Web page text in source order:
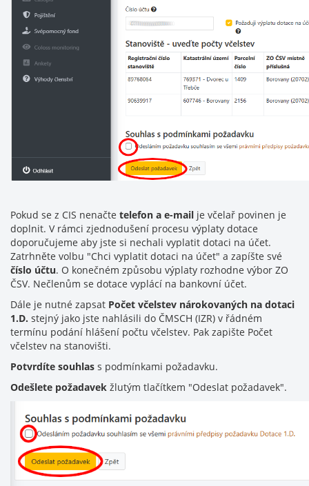
Pokud se z CIS nenačte telefon a e-mail je včelař povinen je
doplnit. V rámci zjednodušení procesu výplaty dotace
doporučujeme aby jste si nechali vyplatit dotaci na účet.
Zatrhněte volbu "Chci vyplatit dotaci na účet" a zapíšte své
číslo účtu. O konečném způsobu výplaty rozhodne výbor ZO
ČSV. Nečlenům se dotace vyplácí na bankovní účet.
Dále je nutné zapsat Počet včelstev nárokovaných na dotaci
1.D. stejný jako jste nahlásili do ČMSCH (IZR) v řádném
termínu podání hlášení počtu včelstev. Pak zapište Počet
včelstev na stanovišti.
Potvrdíte souhlas s podmínkami požadavku.
Odešlete požadavek žlutým tlačítkem "Odeslat požadavek".